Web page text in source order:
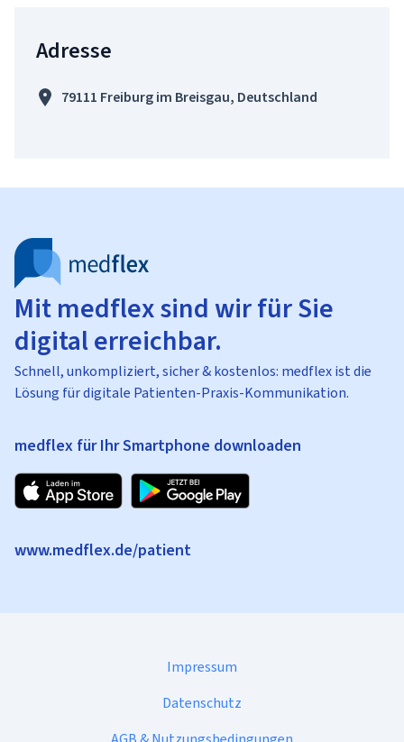
Adresse
79111 Freiburg im Breisgau, Deutschland
Mit medflex sind wir für Sie
digital erreichbar.
Schnell, unkompliziert, sicher & kostenlos: medflex ist die
Lösung für digitale Patienten-Praxis-Kommunikation.
medflex für Ihr Smartphone downloaden
www.medflex.de/patient
Impressum
Datenschutz